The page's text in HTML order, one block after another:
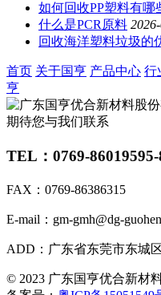
如何回收PP塑料有哪
什么是PCR原料
回收海洋塑料垃圾的
首页 关于国亨 产品中心 行
亨
期待您与我们联系
TEL：0769-86019595-
FAX：0769-86386315
E-mail：gm-gmh@dg-
ADD：广东省东莞市东城
© 2023 广东国亨优合新材